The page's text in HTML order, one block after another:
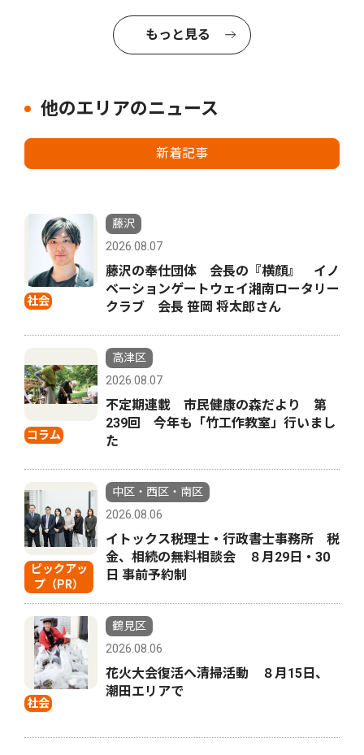
もっと見る
他のエリアのニュース
新着記事
社会
藤沢
2026.08.07
藤沢の奉仕団体 会長の『横顔』 イノ
ベーションゲートウェイ湘南ロータリー
クラブ 会長 笹岡 将太郎さん
コラム
高津区
2026.08.07
不定期連載 市民健康の森だより 第
239回 今年も「竹工作教室」行いまし
た
ピックアッ
プ（PR）
中区・西区・南区
2026.08.06
イトックス税理士・行政書士事務所 税
金、相続の無料相談会 ８月29日・30
日 事前予約制
社会
鶴見区
2026.08.06
花火大会復活へ清掃活動 ８月15日、
潮田エリアで